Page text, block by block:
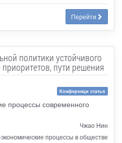
Перейти
политики устойчивого
пути решения
Конференци статья
процессы современного
Чжао Нин
процессы в обществе